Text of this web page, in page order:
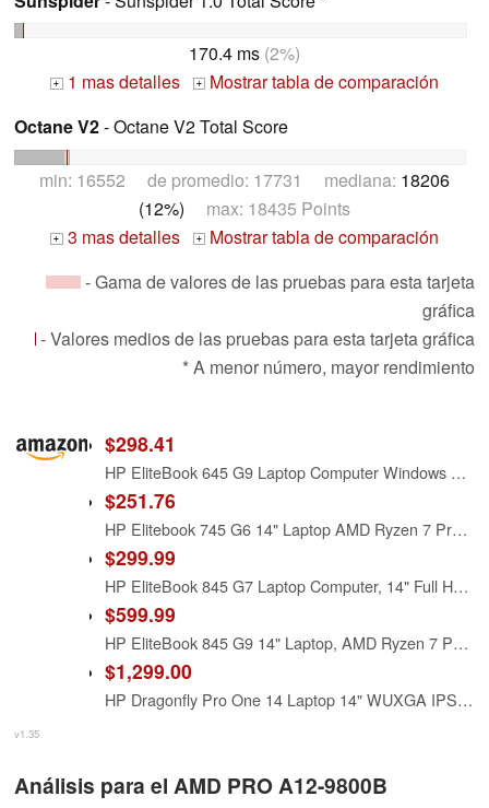
170.4 ms (2%)
+ 1 mas detalles +
Mostrar tabla de comparación
Octane V2- Octane V2 Total Score
min: 16552 de promedio: 17731 mediana: 18206
(12%) max: 18435 Points
+ 3 mas detalles +
Mostrar tabla de comparación
- Gama de valores de las pruebas para esta tarjeta
gráfica
- Valores medios de las pruebas para esta tarjeta gráfica
* A menor número, mayor rendimiento
$298.41
HP EliteBook 645 G9 Laptop Computer Windows 11 Pro, AMD Ryzen 5 PRO 5675U, 16GB RAM, 256GB PCIe SSD, 14in FHD Laptop 1920x1080, HDMI, Ryzen Notebook (Renewed)
$251.76
HP Elitebook 745 G6 14" Laptop AMD Ryzen 7 Pro-3700U 16GB 256GB SSD W11P (Renewed)
$299.99
HP EliteBook 845 G7 Laptop Computer, 14" Full HD Display, AMD Ryzen 5 Pro 4650U, 16GB RAM, 256GB SSD, WiFi, Windows 11 Pro(Renewed)
$599.99
HP EliteBook 845 G9 14" Laptop, AMD Ryzen 7 PRO 6850U 2.7GHz, 16GB DDR5 RAM, 512GB NVMe SSD, Full HD, Webcam, Windows 11 Pro (Renewed)
$1,299.00
HP Dragonfly Pro One 14 Laptop 14" WUXGA IPS Touchscreen AMD Ryzen 7 7736U 8-Core 16GB LPDDR5 512GB SSD AMD Radeon Graphics WiFi 6E+4G/LTE eSIM Backlit Keyboard Fingerprint 5MP IR Camera Win11 Pro
v1.35
Análisis para el AMD PRO A12-9800B